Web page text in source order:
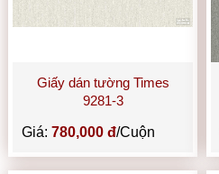
Giấy dán tường Times
9281-3
Giá:780,000 đ/Cuộn